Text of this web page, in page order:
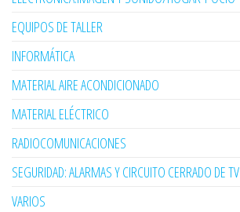
EQUIPOS DE TALLER
INFORMÁTICA
MATERIAL AIRE ACONDICIONADO
MATERIAL ELÉCTRICO
RADIOCOMUNICACIONES
SEGURIDAD: ALARMAS Y CIRCUITO CERRADO DE TV
VARIOS